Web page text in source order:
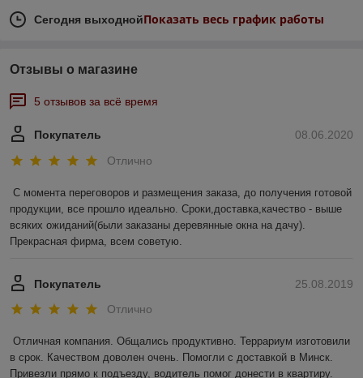
Сегодня выходнойПоказать весь график работы
Отзывы о магазине
5 отзывов за всё время
08.06.2020
Покупатель
Отлично
С момента переговоров и размещения заказа, до получения готовой
продукции, все прошло идеально. Сроки,доставка,качество - выше
всяких ожиданий(были заказаны деревянные окна на дачу).
Прекрасная фирма, всем советую.
25.08.2019
Покупатель
Отлично
Отличная компания. Общались продуктивно. Террариум изготовили
в срок. Качеством доволен очень. Помогли с доставкой в Минск.
Привезли прямо к подъезду, водитель помог донести в квартиру.